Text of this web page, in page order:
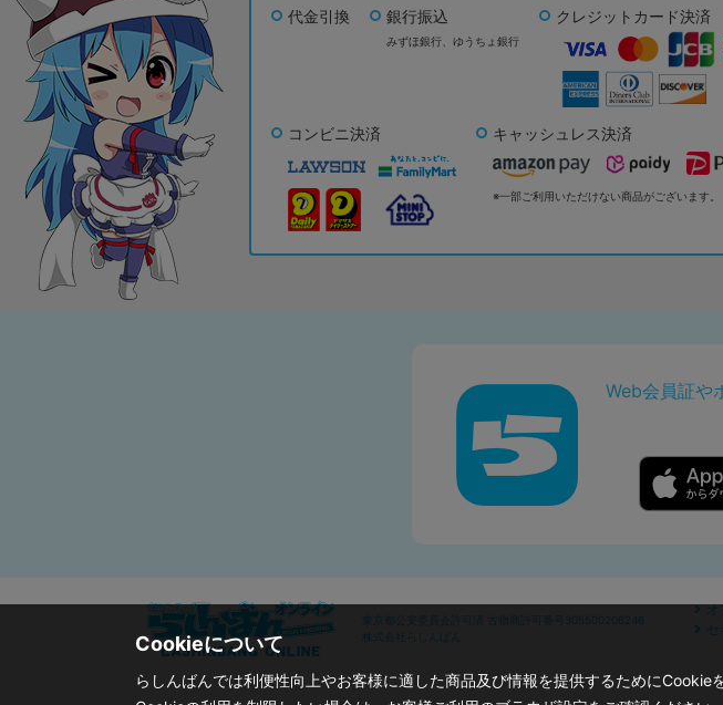
代金引換 銀行振込
みずほ銀行、 ゆうちょ銀行
クレジットカード決済
コンビニ決済 キャッシュレス決済
※一部ご利用いただけない商品がございます。
Web会員証や
東京都公安委員会許可済 古物商許可番号305500206246
株式会社らしんばん
オ
Cookieについて
らしんばんでは利便性向上やお客様に適した商品及び情報を提供するためにCookie